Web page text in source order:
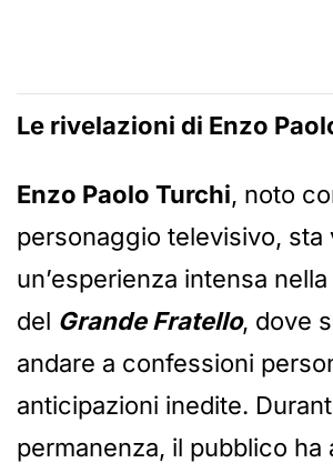
Le rivelazioni di Enzo
Enzo Paolo Turchi, noto
personaggio televisivo, sta
un’esperienza intensa
del Grande Fratello, dove
andare a confessioni
anticipazioni inedite.
permanenza, il pubblico ha